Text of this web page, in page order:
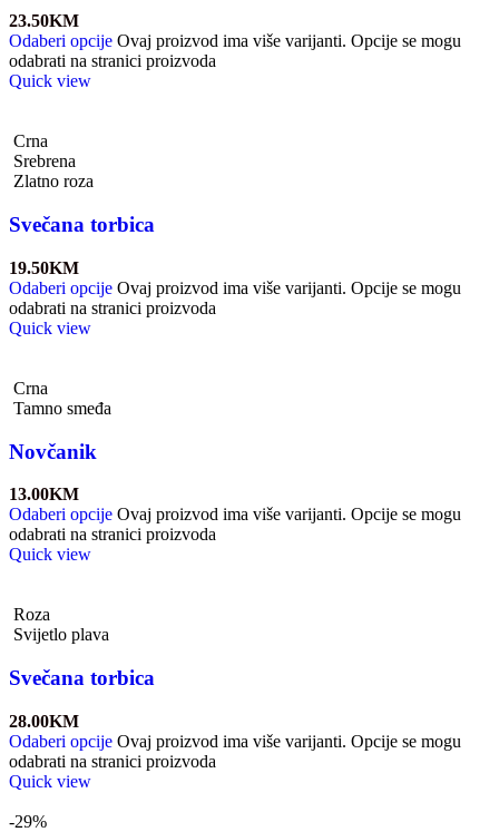
23.50KM
Odaberi opcije Ovaj proizvod ima više varijanti. Opcije se mogu
odabrati na stranici proizvoda
Quick view
Crna
Srebrena
Zlatno roza
Svečana torbica
19.50KM
Odaberi opcije Ovaj proizvod ima više varijanti. Opcije se mogu
odabrati na stranici proizvoda
Quick view
Crna
Tamno smeđa
Novčanik
13.00KM
Odaberi opcije Ovaj proizvod ima više varijanti. Opcije se mogu
odabrati na stranici proizvoda
Quick view
Roza
Svijetlo plava
Svečana torbica
28.00KM
Odaberi opcije Ovaj proizvod ima više varijanti. Opcije se mogu
odabrati na stranici proizvoda
Quick view
-29%